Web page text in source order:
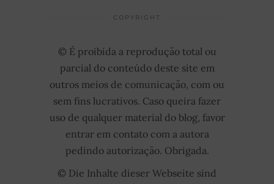
COPYRIGHT
© É proibida a reprodução total ou
parcial do conteúdo deste site em
outros meios de comunicação, com ou
sem fins lucrativos. Caso queira fazer
uso de qualquer material do blog, favor
entrar em contato com a autora
pedindo autorização. Obrigada.
© Die Inhalte dieser Webseite sind